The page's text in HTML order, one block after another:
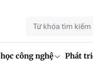
công nghệ Phát